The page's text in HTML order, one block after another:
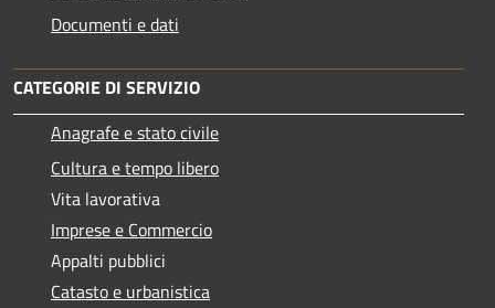
Documenti e dati
CATEGORIE DI SERVIZIO
Anagrafe e stato civile
Cultura e tempo libero
Vita lavorativa
Imprese e Commercio
Appalti pubblici
Catasto e urbanistica